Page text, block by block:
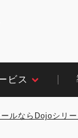
ビス​
ルならDojoシリ